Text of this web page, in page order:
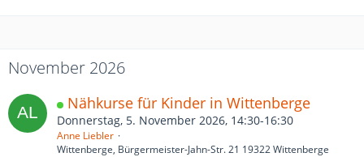
November 2026
Nähkurse für Kinder in Wittenberge
Donnerstag, 5. November 2026, 14:30-16:30
Anne Liebler
Wittenberge, Bürgermeister-Jahn-Str. 21 19322 Wittenberge